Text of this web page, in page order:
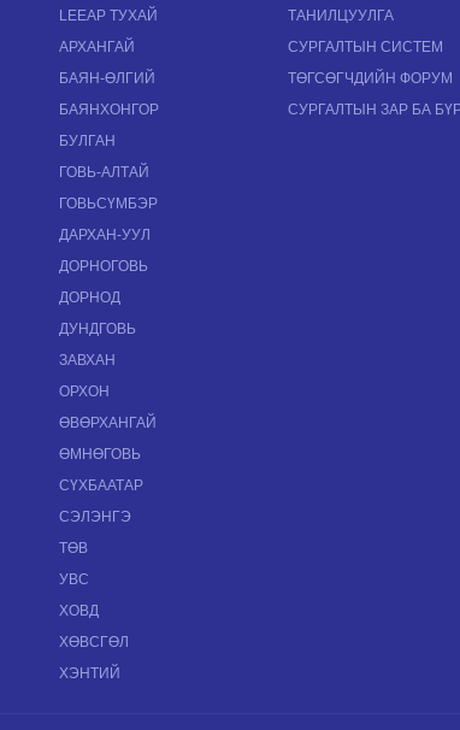
LEEAP ТУХАЙ
АРХАНГАЙ
БАЯН-ӨЛГИЙ
БАЯНХОНГОР
БУЛГАН
ГОВЬ-АЛТАЙ
ГОВЬСҮМБЭР
ДАРХАН-УУЛ
ДОРНОГОВЬ
ДОРНОД
ДУНДГОВЬ
ЗАВХАН
ОРХОН
ӨВӨРХАНГАЙ
ӨМНӨГОВЬ
СҮХБААТАР
СЭЛЭНГЭ
ТӨВ
УВС
ХОВД
ХӨВСГӨЛ
ХЭНТИЙ
ТАНИЛЦУУЛГА
СУРГАЛТЫН СИСТЕМ
ТӨГСӨГЧДИЙН ФОРУМ
СУРГАЛТЫН ЗАР БА